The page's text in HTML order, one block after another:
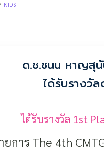
KIDS
ด.ช.ชนน หาญสุ
ได้รับรางวั
ได้รับรางวัล 1st
ยการ The 4th